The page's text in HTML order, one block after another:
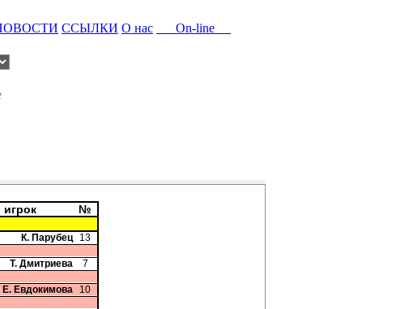
ССЫЛКИ О нас
On-line
игрок
№
К. Парубец
13
Т. Дмитриева
7
Е. Евдокимова
10